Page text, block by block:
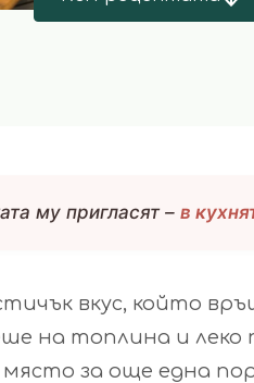
му пригласят –в
вкус, който
на топлина и леко
за още една